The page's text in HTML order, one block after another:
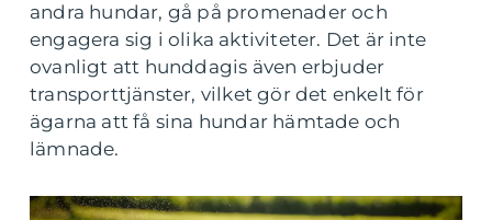
andra hundar, gå på promenader och
engagera sig i olika aktiviteter. Det är inte
ovanligt att hunddagis även erbjuder
transporttjänster, vilket gör det enkelt för
ägarna att få sina hundar hämtade och
lämnade.